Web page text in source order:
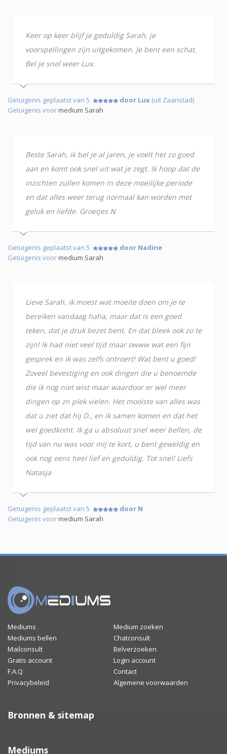
Keer op keer blijf je geduldig Sarah, je
voorspellingen zijn uitgekomen. Je bent een schat.
Bel je snel weer Lux.
Getuigenis geplaatst van 5 door Lux (uit Zaanstad)
Getuigenis voormedium Sarah
Beste Sarah, ik bel je al jaren, je voelt het zo goed
aan en komt ook snel uit wat je zegt. Ik hoop dat de
inzichten zullen komen in deze moeilijke periode
en dat alles weer terug normaal kan worden met
geluk en liefde. Groetjes N
Getuigenis geplaatst van 5
door Nadine
Getuigenis voormedium Sarah
Lieve Sarah, ik moest wat moeite doen om je te
bereiken vandaag haha, maar dat is een goed
teken, dat je druk bezet bent. En dat bleek ook zo te
zijn! Ik had niet veel tijd maar owww wat een fijn
gesprek en ik was zelfs ontroert! Wat bent u goed!
Zoveel bevestiging en ook dingen die u benoemde
die ik nog niet wist maar waardoor er wel meer
dingen op zn plek vielen. Het mooiste van alles was
dat u ziet dat hij D., en ik samen komen en dat het
wel goedkomt. Ik ga u absoluut snel weer bellen, de
tijd van nu was voor mij te kort, u bent geweldig en
ook nog eens heel lief en geduldig. Tot snel! Liefs
Natasja
Getuigenis geplaatst van 5
door N
Getuigenis voormedium Sarah
Mediums
Medium zoeken
Mediums bellen
Chatconsult
Mailconsult
Belverzoeken
Gratis account
Login account
F.A.Q
Contact
Privacybeleid
Algemene voorwaarden
Bronnen & sitemap
Mediums